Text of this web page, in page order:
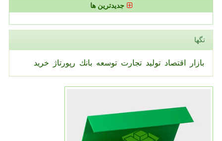
جدیدترین ها
تگها
بازار اقتصاد تولید تجارت توسعه بانك رپورتاژ خرید